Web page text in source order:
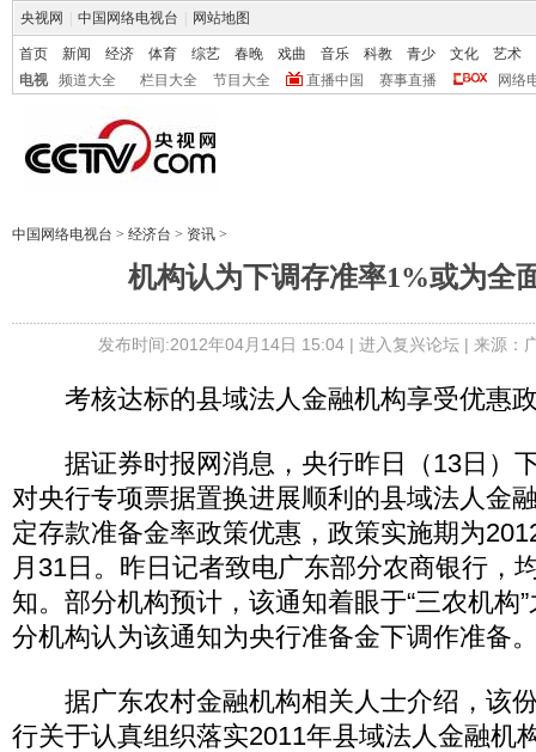
央视网 中国网络电视台 网站地图
首页 新闻 经济 体育 综艺 春晚 戏曲 音乐 科教 青少 文化
艺术
电视
频道大全 栏目大全 节目大全 直播中国 赛事直播 网络
中国网络电视台 > 经济台 > 资讯 >
机构认为下调存准率1%或为全
发布时间:2012年04月14日 15:04 | 进入复兴论坛| 来源：
考核达标的县域法人金融机构享受优惠
据证券时报网消息，央行昨日（13日）
对央行专项票据置换进展顺利的县域法人金
定存款准备金率政策优惠，政策实施期为
月31日。昨日记者致电广东部分农商银行，
知。部分机构预计，该通知着眼于“三农机构
分机构认为该通知为央行准备金下调作准备
据广东农村金融机构相关人士介绍，该
行关于认真组织落实2011年县域法人金融机